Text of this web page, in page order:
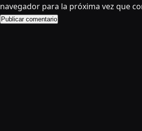
navegador para la próxima vez que
Publicar comentario